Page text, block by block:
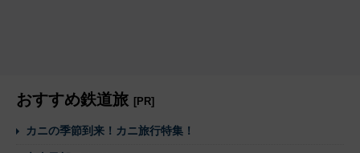
おすすめ鉄道旅 [PR]
カニの季節到来！カニ旅行特集！